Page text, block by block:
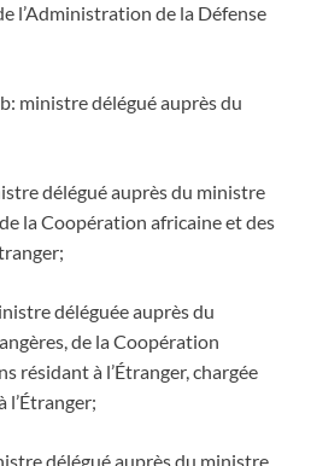
l’Administration de la Défense
ministre délégué auprès du
délégué auprès du ministre
la Coopération africaine et des
déléguée auprès du
de la Coopération
résidant à l’Étranger, chargée
l’Étranger;
délégué auprès du ministre